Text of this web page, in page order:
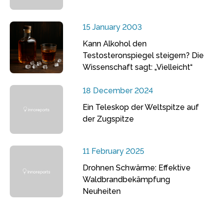
15 January 2003
Kann Alkohol den
Testosteronspiegel steigern? Die
Wissenschaft sagt: „Vielleicht“
18 December 2024
Ein Teleskop der Weltspitze auf
der Zugspitze
11 February 2025
Drohnen Schwärme: Effektive
Waldbrandbekämpfung
Neuheiten